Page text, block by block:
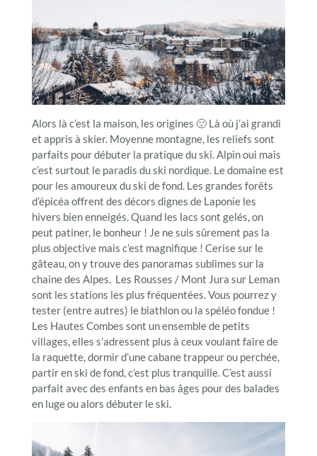
Alors là c’est la maison, les origines 🙂 Là où j’ai grandi
et appris à skier. Moyenne montagne, les reliefs sont
parfaits pour débuter la pratique du ski. Alpin oui mais
c’est surtout le paradis du ski nordique. Le domaine est
pour les amoureux du ski de fond. Les grandes forêts
d’épicéa offrent des décors dignes de Laponie les
hivers bien enneigés. Quand les lacs sont gelés, on
peut patiner, le bonheur ! Je ne suis sûrement pas la
plus objective mais c’est magnifique ! Cerise sur le
gâteau, on y trouve des panoramas sublimes sur la
chaine des Alpes. Les Rousses / Mont Jura sur Leman
sont les stations les plus fréquentées. Vous pourrez y
tester (entre autres) le biathlon ou la spéléo fondue !
Les Hautes Combes sont un ensemble de petits
villages, elles s’adressent plus à ceux voulant faire de
la raquette, dormir d’une cabane trappeur ou perchée,
partir en ski de fond, c’est plus tranquille. C’est aussi
parfait avec des enfants en bas âges pour des balades
en luge ou alors débuter le ski.